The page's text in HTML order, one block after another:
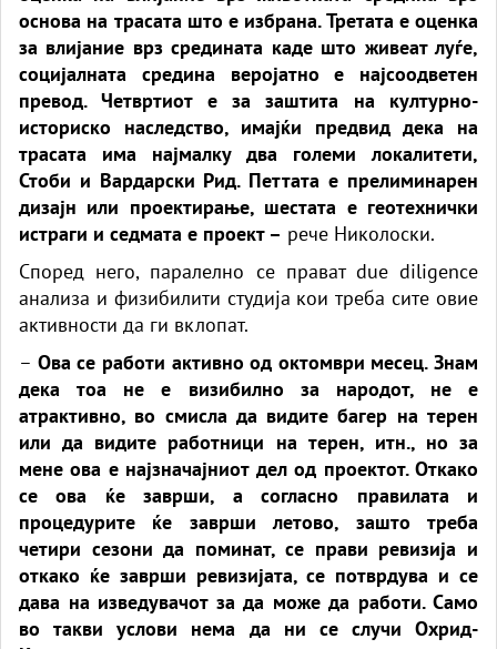
основа на трасата што е избрана. Третата е оценка
за влијание врз средината каде што живеат луѓе,
социјалната средина веројатно е најсоодветен
превод. Четвртиот е за заштита на културно-
историско наследство, имајќи предвид дека на
трасата има најмалку два големи локалитети,
Стоби и Вардарски Рид. Петтата е прелиминарен
дизајн или проектирање, шестата е геотехнички
истраги и седмата е проект – рече Николоски.
Според него, паралелно се прават due diligence
анализа и физибилити студија кои треба сите овие
активности да ги вклопат.
– Ова се работи активно од октомври месец. Знам
дека тоа не е визибилно за народот, не е
атрактивно, во смисла да видите багер на терен
или да видите работници на терен, итн., но за
мене ова е најзначајниот дел од проектот. Откако
се ова ќе заврши, а согласно правилата и
процедурите ќе заврши летово, зашто треба
четири сезони да поминат, се прави ревизија и
откако ќе заврши ревизијата, се потврдува и се
дава на изведувачот за да може да работи. Само
во такви услови нема да ни се случи Охрид-